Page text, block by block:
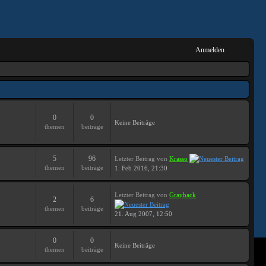
Anmelden
0
themen
0
beiträge
Keine Beiträge
5
themen
96
beiträge
Letzter Beitrag von Krasso
1. Feb 2016, 21:30
2
themen
6
beiträge
Letzter Beitrag von Grayback
21. Aug 2007, 12:50
0
themen
0
beiträge
Keine Beiträge